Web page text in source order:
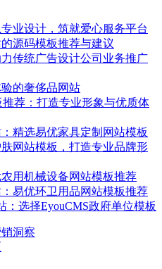
业设计，筑就爱心服务平台
源码模板推荐与建议
传统广告设计公司业务推广
的奢侈品网站
荐：打造专业形象与优质体
精选易优家具定制网站模板
网站模板，打造专业品牌形
用机械设备网站模板推荐
易优环卫用品网站模板推荐
：选择EyouCMS政府单位模板
洞察